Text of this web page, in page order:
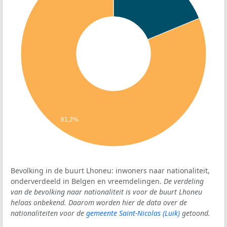
81,2%
Bevolking in de buurt Lhoneu: inwoners naar nationaliteit,
onderverdeeld in Belgen en vreemdelingen. De verdeling
van de bevolking naar nationaliteit is voor de buurt Lhoneu
helaas onbekend. Daarom worden hier de data over de
nationaliteiten voor de gemeente Saint-Nicolas (Luik) getoond.